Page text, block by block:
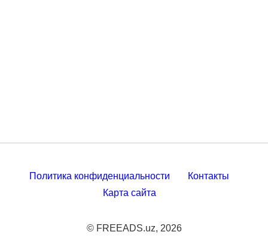
Политика конфиденциальности
Контакты
Карта сайта
© FREEADS.uz, 2026